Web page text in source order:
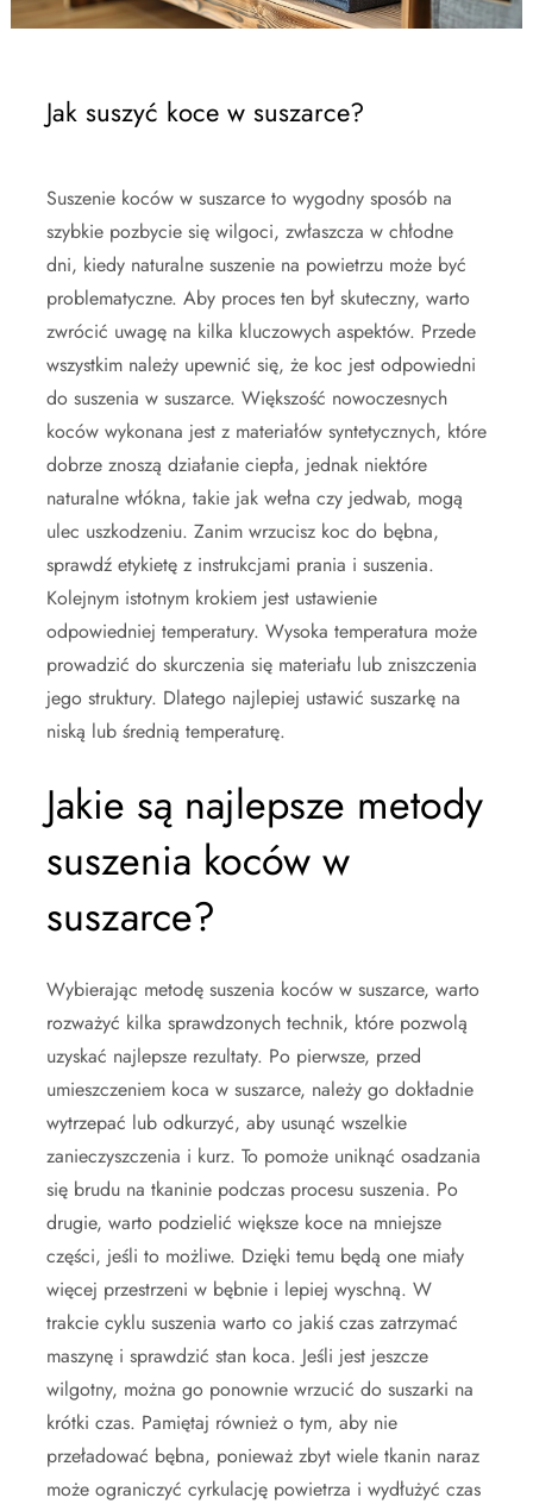
Jak suszyć koce w suszarce?
Suszenie koców w suszarce to wygodny sposób na
szybkie pozbycie się wilgoci, zwłaszcza w chłodne
dni, kiedy naturalne suszenie na powietrzu może być
problematyczne. Aby proces ten był skuteczny, warto
zwrócić uwagę na kilka kluczowych aspektów. Przede
wszystkim należy upewnić się, że koc jest odpowiedni
do suszenia w suszarce. Większość nowoczesnych
koców wykonana jest z materiałów syntetycznych, które
dobrze znoszą działanie ciepła, jednak niektóre
naturalne włókna, takie jak wełna czy jedwab, mogą
ulec uszkodzeniu. Zanim wrzucisz koc do bębna,
sprawdź etykietę z instrukcjami prania i suszenia.
Kolejnym istotnym krokiem jest ustawienie
odpowiedniej temperatury. Wysoka temperatura może
prowadzić do skurczenia się materiału lub zniszczenia
jego struktury. Dlatego najlepiej ustawić suszarkę na
niską lub średnią temperaturę.
Jakie są najlepsze metody
suszenia koców w
suszarce?
Wybierając metodę suszenia koców w suszarce, warto
rozważyć kilka sprawdzonych technik, które pozwolą
uzyskać najlepsze rezultaty. Po pierwsze, przed
umieszczeniem koca w suszarce, należy go dokładnie
wytrzepać lub odkurzyć, aby usunąć wszelkie
zanieczyszczenia i kurz. To pomoże uniknąć osadzania
się brudu na tkaninie podczas procesu suszenia. Po
drugie, warto podzielić większe koce na mniejsze
części, jeśli to możliwe. Dzięki temu będą one miały
więcej przestrzeni w bębnie i lepiej wyschną. W
trakcie cyklu suszenia warto co jakiś czas zatrzymać
maszynę i sprawdzić stan koca. Jeśli jest jeszcze
wilgotny, można go ponownie wrzucić do suszarki na
krótki czas. Pamiętaj również o tym, aby nie
przeładować bębna, ponieważ zbyt wiele tkanin naraz
może ograniczyć cyrkulację powietrza i wydłużyć czas